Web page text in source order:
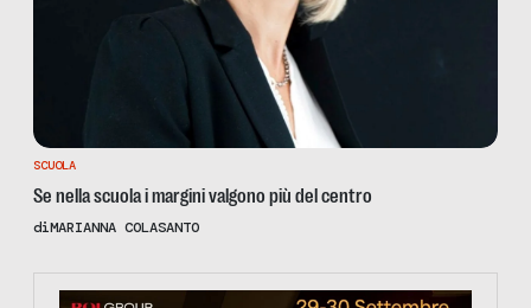
SCUOLA
Se nella scuola i margini valgono più del centro
diMARIANNA COLASANTO
https://tinyurl.com/363fvfm9